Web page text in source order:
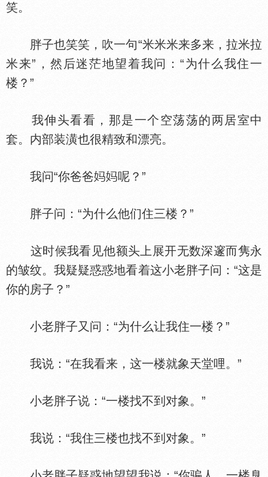
笑。
胖子也笑笑，吹一句“米米米来多来，拉米拉
米来”，然后迷茫地望着我问：“为什么我住一
楼？”
我伸头看看，那是一个空荡荡的两居室中
套。内部装潢也很精致和漂亮。
我问“你爸爸 呢？”
胖子问：“为什么他们住三楼？”
这时候我看见他额头上展开无数深邃而隽永
的皱纹。我疑疑惑惑地看着这小老胖子问：“这是
你的房子？”
小老胖子又问：“为什么让我住一楼？”
我说：“在我看来，这一楼就象天堂哩。”
小老胖子说：“一楼找不到对象。”
我说：“我住三楼也找不到对象。”